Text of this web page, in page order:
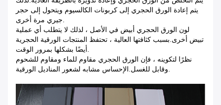
يتم إعادة الورق الحجري إلى كربونات الكالسيوم ويتحول إلى حجر
لون الورق الحجري أبيض في الأصل ، لذلك لا يتطلب أي عملية
تبيض أخرى.بسبب كثافتها العالية ، تحتفظ المنتجات الورقية الحجرية
نظرًا لتكوينه ، فإن الورق الحجري مقاوم للماء ومقاوم للشحوم